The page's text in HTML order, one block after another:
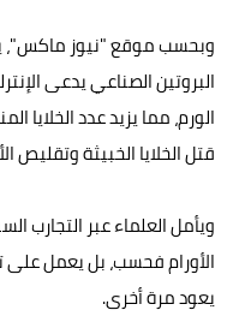
وبحسب موقع "نيوز ماكس"،
الورم، مما يزيد عدد الخلايا
قتل الخلايا الخبيثة وتقليص
ويأمل العلماء عبر التجارب
الأورام فحسب، بل يعمل
يعود مرة أخرى.